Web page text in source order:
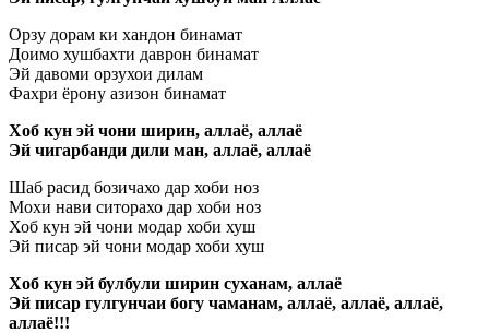
Орзу дорам ки хандон бинамат
Доимо хушбахти даврон бинамат
Эй давоми орзухои дилам
Фахри ёрону азизон бинамат
Хоб кун эй чони ширин, аллаё, аллаё
Эй чигарбанди дили ман, аллаё, аллаё
Шаб расид бозичахо дар хоби ноз
Мохи нави ситорахо дар хоби ноз
Хоб кун эй чони модар хоби хуш
Эй писар эй чони модар хоби хуш
Хоб кун эй булбули ширин суханам, аллаё
Эй писар гулгунчаи богу чаманам, аллаё, аллаё, аллаё,
аллаё!!!